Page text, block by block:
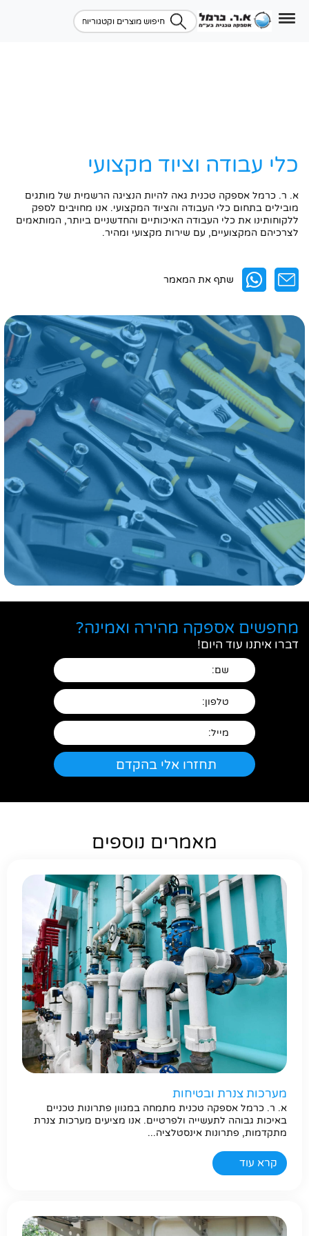
כלי עבודה וציוד מקצועי
א. ר. כרמל אספקה טכנית גאה להיות הנציגה הרשמית של מותגים
מובילים בתחום כלי העבודה והציוד המקצועי. אנו מחויבים לספק
ללקוחותינו את כלי העבודה האיכותיים והחדשניים ביותר, המותאמים
לצרכיהם המקצועיים, עם שירות מקצועי ומהיר.
שתף את המאמר
מחפשים אספקה מהירה ואמינה?
דברו איתנו עוד היום!
מאמרים נוספים
מערכות צנרת ובטיחות
א. ר. כרמל אספקה טכנית מתמחה במגוון פתרונות טכניים
באיכות גבוהה לתעשייה ולפרטיים. אנו מציעים מערכות צנרת
מתקדמות, פתרונות אינסטלציה...
קרא עוד